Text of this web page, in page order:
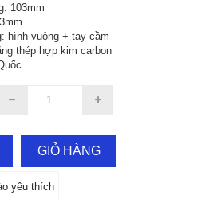
103mm
hình vuông + tay cầm
thép hợp kim carbon
GIỎ HÀNG
yêu thích